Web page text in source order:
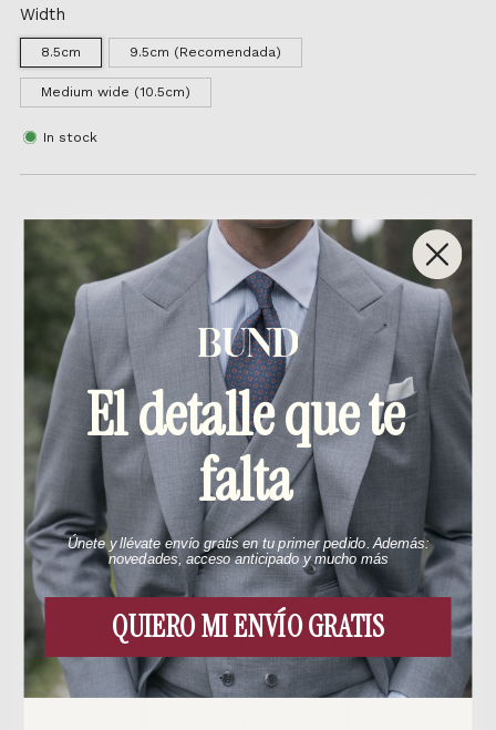
Width
8.5cm 9.5cm (Recomendada)
Medium wide (10.5cm)
In stock
Related products
El detalle que te
falta
Únete y llévate envío gratis en tu primer pedido. Además:
novedades, acceso anticipado y mucho más
QUIERO MI ENVÍO GRATIS